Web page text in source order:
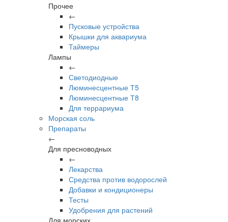
Прочее
←
Пусковые устройства
Крышки для аквариума
Таймеры
Лампы
←
Светодиодные
Люминесцентные Т5
Люминесцентные Т8
Для террариума
Морская соль
Препараты
←
Для пресноводных
←
Лекарства
Средства против водорослей
Добавки и кондиционеры
Тесты
Удобрения для растений
Для морских